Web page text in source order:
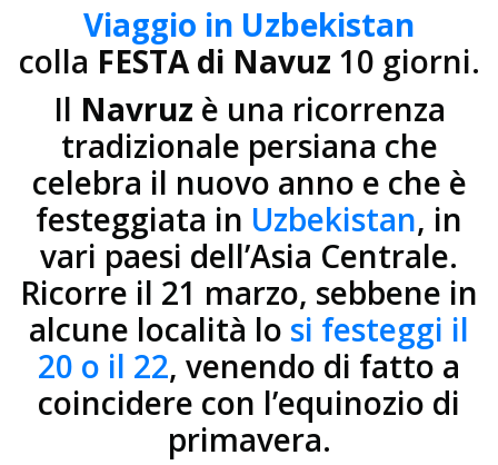
Viaggio in Uzbekistan
colla FESTA di Navuz 10 giorni.
Il Navruz è una ricorrenza
tradizionale persiana che
celebra il nuovo anno e che è
festeggiata in Uzbekistan, in
vari paesi dell’Asia Centrale.
Ricorre il 21 marzo, sebbene in
alcune località lo si festeggi il
20 o il 22, venendo di fatto a
coincidere con l’equinozio di
primavera.